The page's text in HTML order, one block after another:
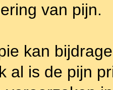
van pijn.
kan
al is de pijn